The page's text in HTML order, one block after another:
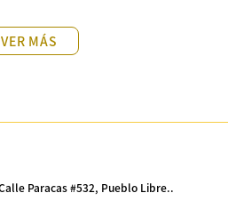
VER MÁS
Paracas #532, Pueblo Libre..